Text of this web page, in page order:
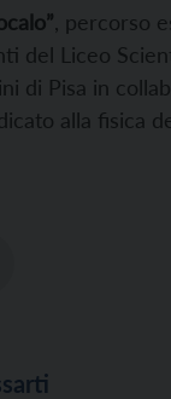
, percorso
del Liceo
di Pisa in
alla fisica